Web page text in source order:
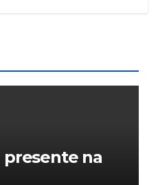
presente na